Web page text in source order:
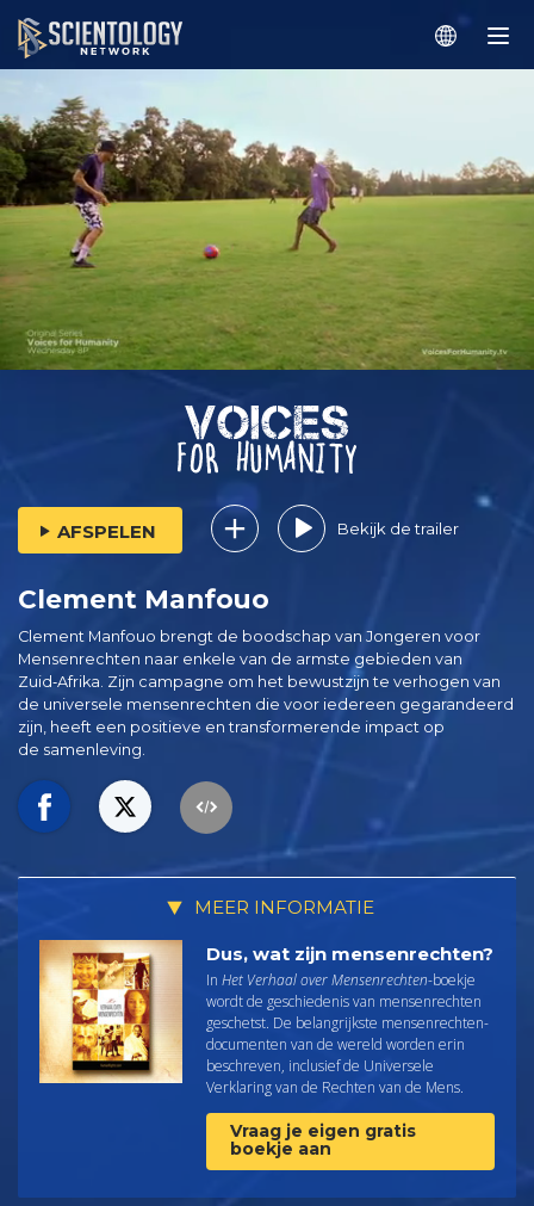
AFSPELEN Bekijk de trailer
Clement Manfouo
Clement Manfouo brengt de boodschap van Jongeren voor
Mensenrechten naar enkele van de armste gebieden van
Zuid‑Afrika. Zijn campagne om het bewustzijn te verhogen van
de universele mensenrechten die voor iedereen gegarandeerd
zijn, heeft een positieve en transformerende impact op
de samenleving.
MEER INFORMATIE
Dus, wat zijn mensenrechten?
In Het Verhaal over Mensenrechten-boekje
wordt de geschiedenis van mensenrechten
geschetst. De belangrijkste mensenrechten­
documenten van de wereld worden erin
beschreven, inclusief de Universele
Verklaring van de Rechten van de Mens.
Vraag je eigen gratis
boekje aan